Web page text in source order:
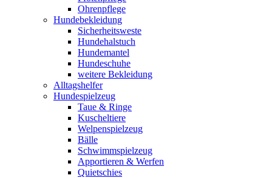
Ohrenpflege
Hundebekleidung
Sicherheitsweste
Hundehalstuch
Hundemantel
Hundeschuhe
weitere Bekleidung
Alltagshelfer
Hundespielzeug
Taue & Ringe
Kuscheltiere
Welpenspielzeug
Bälle
Schwimmspielzeug
Apportieren & Werfen
Quietschies